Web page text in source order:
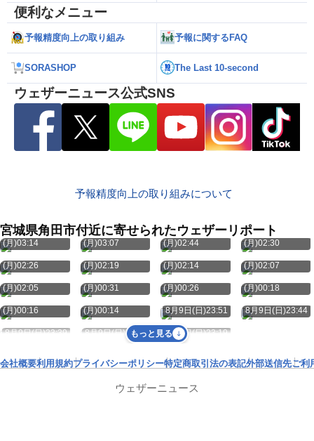
便利なメニュー
予報精度向上の取り組み 予報に関するFAQ
SORASHOP The Last 10-second
ウェザーニュース公式SNS
予報精度向上の取り組みについて
宮城県角田市付近に寄せられたウェザーリポート
8月10日
(月)03:14
8月10日
(月)03:07
8月10日
(月)02:44
8月10日
(月)02:30
8月10日
(月)02:26
8月10日
(月)02:19
8月10日
(月)02:14
8月10日
(月)02:07
8月10日
(月)02:05
8月10日
(月)00:31
8月10日
(月)00:26
8月10日
(月)00:18
8月10日
(月)00:16
8月10日
(月)00:14
8月9日(日)23:51 8月9日(日)23:44
8月9日(日)23:39 8月9日(日)23:28 8月9日(日)23:19
もっと見る
会社概要利用規約プライバシーポリシー特定商取引法の表記外部送信先ご利
ウェザーニュース